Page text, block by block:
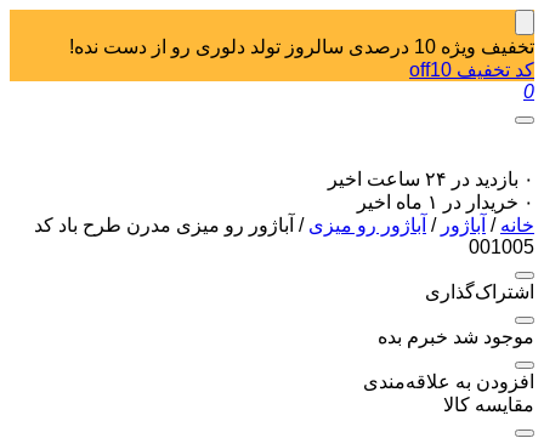
تخفیف ویژه 10 درصدی سالروز تولد دلوری رو از دست نده!
کد تخفیف off10
0
۰ بازدید در ۲۴ ساعت اخیر
۰ خریدار در ۱ ماه اخیر
خانه / آباژور / آباژور رو میزی / آباژور رو میزی مدرن طرح باد کد
001005
اشتراک‌گذاری
موجود شد خبرم بده
افزودن به علاقه‌مندی
مقایسه کالا